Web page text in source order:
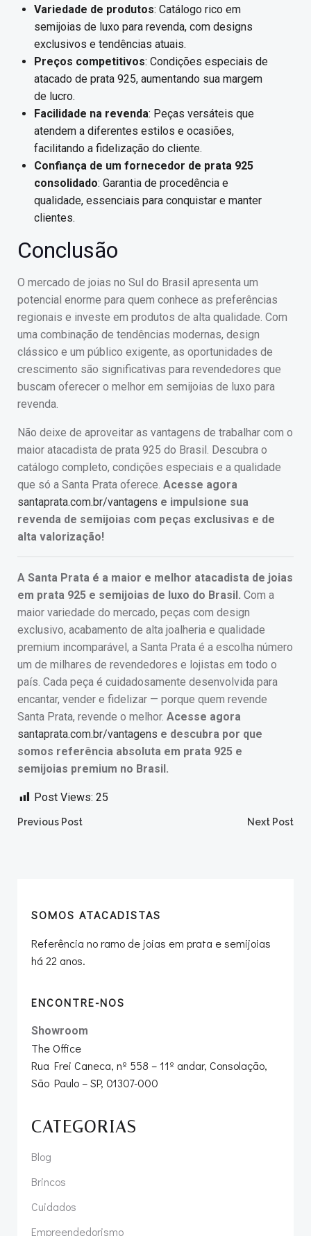
Variedade de produtos: Catálogo rico em
semijoias de luxo para revenda, com designs
exclusivos e tendências atuais.
Preços competitivos: Condições especiais de
atacado de prata 925, aumentando sua margem
de lucro.
Facilidade na revenda: Peças versáteis que
atendem a diferentes estilos e ocasiões,
facilitando a fidelização do cliente.
Confiança de um fornecedor de prata 925
consolidado: Garantia de procedência e
qualidade, essenciais para conquistar e manter
clientes.
Conclusão
O mercado de joias no Sul do Brasil apresenta um
potencial enorme para quem conhece as preferências
regionais e investe em produtos de alta qualidade. Com
uma combinação de tendências modernas, design
clássico e um público exigente, as oportunidades de
crescimento são significativas para revendedores que
buscam oferecer o melhor em semijoias de luxo para
revenda.
Não deixe de aproveitar as vantagens de trabalhar com o
maior atacadista de prata 925 do Brasil. Descubra o
catálogo completo, condições especiais e a qualidade
que só a Santa Prata oferece. Acesse agora
santaprata.com.br/vantagens e impulsione sua
revenda de semijoias com peças exclusivas e de
alta valorização!
A Santa Prata é a maior e melhor atacadista de joias
em prata 925 e semijoias de luxo do Brasil. Com a
maior variedade do mercado, peças com design
exclusivo, acabamento de alta joalheria e qualidade
premium incomparável, a Santa Prata é a escolha número
um de milhares de revendedores e lojistas em todo o
país. Cada peça é cuidadosamente desenvolvida para
encantar, vender e fidelizar — porque quem revende
Santa Prata, revende o melhor. Acesse agora
santaprata.com.br/vantagens e descubra por que
somos referência absoluta em prata 925 e
semijoias premium no Brasil.
Post Views: 25
Post
Previous Post Next Post
SOMOS ATACADISTAS
Referência no ramo de joias em prata e semijoias
há 22 anos.
ENCONTRE-NOS
Showroom
The Office
Rua Frei Caneca, nº 558 – 11º andar, Consolação,
São Paulo – SP, 01307-000
CATEGORIAS
Blog
Brincos
Cuidados
Empreendedorismo